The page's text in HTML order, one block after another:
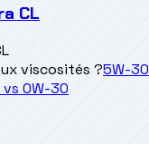
CL
viscosités ?5W-30
vs 0W-30